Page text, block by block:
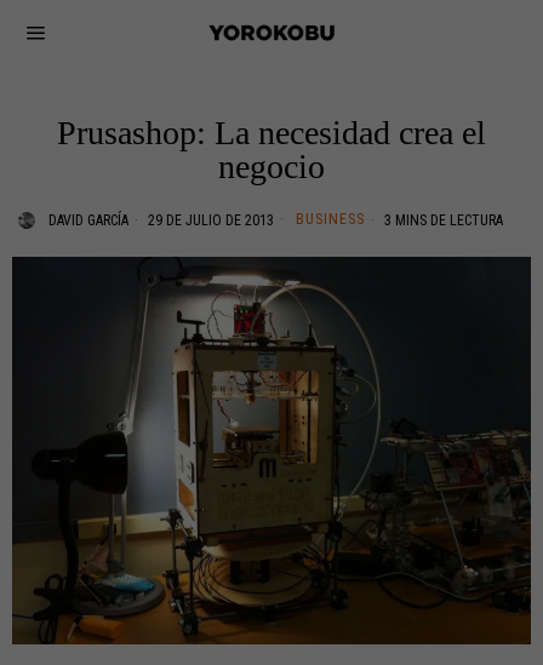
Prusashop: La necesidad crea el
negocio
DAVID GARCÍA 29 DE JULIO DE 2013 BUSINESS 3 MINS DE LECTURA